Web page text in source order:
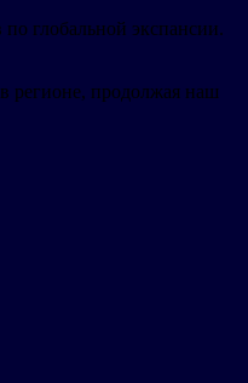
глобальной экспансии.
регионе, продолжая наш